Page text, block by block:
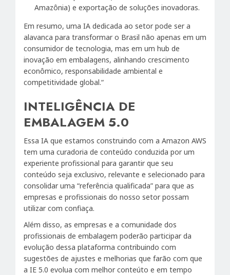
Amazônia) e exportação de soluções inovadoras.
Em resumo, uma IA dedicada ao setor pode ser a
alavanca para transformar o Brasil não apenas em um
consumidor de tecnologia, mas em um hub de
inovação em embalagens, alinhando crescimento
econômico, responsabilidade ambiental e
competitividade global.“
INTELIGÊNCIA DE
EMBALAGEM 5.0
Essa IA que estamos construindo com a Amazon AWS
tem uma curadoria de conteúdo conduzida por um
experiente profissional para garantir que seu
conteúdo seja exclusivo, relevante e selecionado para
consolidar uma “referência qualificada” para que as
empresas e profissionais do nosso setor possam
utilizar com confiaça.
Além disso, as empresas e a comunidade dos
profissionais de embalagem poderão participar da
evolução dessa plataforma contribuindo com
sugestões de ajustes e melhorias que farão com que
a IE 5.0 evolua com melhor conteúto e em tempo